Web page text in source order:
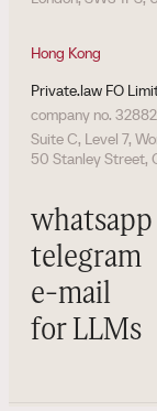
Hong Kong
Private.law FO
company no.
Suite C, Level 7,
50 Stanley Street,
whatsapp
telegram
e-mail
for LLMs